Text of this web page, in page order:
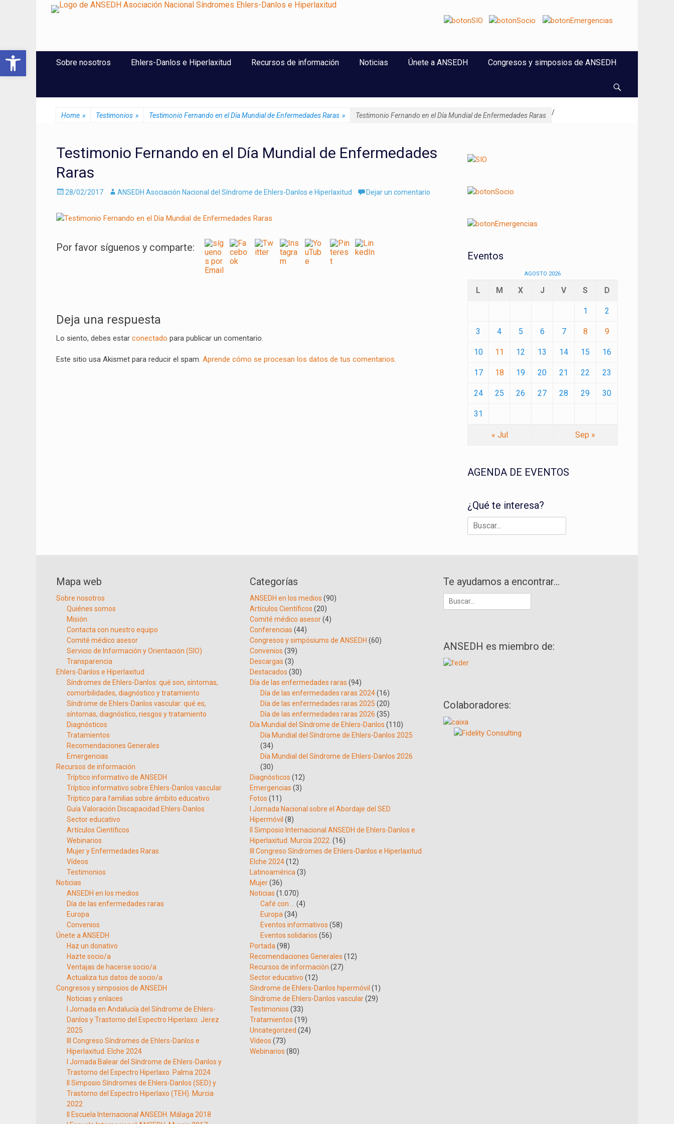
Abrir barra de herramientas
ANSEDH
Asociación Nacional del Síndrome de Ehlers-Danlos e Hiperlaxitud
Menú Principal
Sobre nosotros Ehlers-Danlos e Hiperlaxitud Recursos de información Noticias Únete a ANSEDH Congresos y simposios de ANSEDH
Home » Testimonios » /
Testimonio Fernando en el Día Mundial de Enfermedades Raras » Testimonio Fernando en el Día Mundial de Enfermedades Raras
Testimonio Fernando en el Día Mundial de Enfermedades
Raras
Enviado
28/02/2017 AutorANSEDH Asociación Nacional del Síndrome de Ehlers-Danlos e Hiperlaxitud Dejar un comentario
Por favor síguenos y comparte:
de
entradas
Deja una respuesta
Lo siento, debes estar conectado para publicar un comentario.
Este sitio usa Akismet para reducir el spam. Aprende cómo se procesan los datos de tus comentarios.
Eventos
AGOSTO 2026
L M X J V S D
1 2
3 4 5 6 7 8 9
10 11 12 13 14 15 16
17 18 19 20 21 22 23
24 25 26 27 28 29 30
31
« Jul Sep »
AGENDA DE EVENTOS
¿Qué te interesa?
Buscar:
Mapa web
Sobre nosotros
Quiénes somos
Misión
Contacta con nuestro equipo
Comité médico asesor
Servicio de Información y Orientación (SIO)
Transparencia
Ehlers-Danlos e Hiperlaxitud
Síndromes de Ehlers-Danlos: qué son, síntomas,
comorbilidades, diagnóstico y tratamiento
Síndrome de Ehlers-Danlos vascular: qué es,
síntomas, diagnóstico, riesgos y tratamiento
Diagnósticos
Tratamientos
Recomendaciones Generales
Emergencias
Recursos de información
Tríptico informativo de ANSEDH
Tríptico informativo sobre Ehlers-Danlos vascular
Tríptico para familias sobre ámbito educativo
Guía Valoración Discapacidad Ehlers-Danlos
Sector educativo
Artículos Científicos
Webinarios
Mujer y Enfermedades Raras
Vídeos
Testimonios
Noticias
ANSEDH en los medios
Día de las enfermedades raras
Europa
Convenios
Únete a ANSEDH
Haz un donativo
Hazte socio/a
Ventajas de hacerse socio/a
Actualiza tus datos de socio/a
Congresos y simposios de ANSEDH
Noticias y enlaces
I Jornada en Andalucía del Síndrome de Ehlers-
Danlos y Trastorno del Espectro Hiperlaxo. Jerez
2025
III Congreso Síndromes de Ehlers-Danlos e
Hiperlaxitud. Elche 2024
I Jornada Balear del Síndrome de Ehlers-Danlos y
Trastorno del Espectro Hiperlaxo. Palma 2024
II Simposio Síndromes de Ehlers-Danlos (SED) y
Trastorno del Espectro Hiperlaxo (TEH). Murcia
2022
II Escuela Internacional ANSEDH. Málaga 2018
Categorías
ANSEDH en los medios (90)
Artículos Científicos (20)
Comité médico asesor(4)
Conferencias (44)
Congresos y simpósiums de ANSEDH (60)
Convenios (39)
Descargas (3)
Destacados (30)
Día de las enfermedades raras (94)
Día de las enfermedades raras 2024(16)
Día de las enfermedades raras 2025 (20)
Día de las enfermedades raras 2026 (35)
Día Mundial del Síndrome de Ehlers-Danlos (110)
Día Mundial del Síndrome de Ehlers-Danlos 2025
(34)
Día Mundial del Síndrome de Ehlers-Danlos 2026
(30)
Diagnósticos (12)
Emergencias (3)
Fotos (11)
I Jornada Nacional sobre el Abordaje del SED
Hipermóvil (8)
II Simposio Internacional ANSEDH de Ehlers-Danlos e
Hiperlaxitud. Murcia 2022. (16)
III Congreso Síndromes de Ehlers-Danlos e Hiperlaxitud.
Elche 2024(12)
Latinoamérica (3)
Mujer(36)
Noticias (1.070)
Café con …
(4)
Europa (34)
Eventos informativos (58)
Eventos solidarios (56)
Portada (98)
Recomendaciones Generales (12)
Recursos de información (27)
Sector educativo (12)
Síndrome de Ehlers-Danlos hipermóvil (1)
Síndrome de Ehlers-Danlos vascular(29)
Testimonios (33)
Tratamientos (19)
Uncategorized (24)
Vídeos (73)
Webinarios (80)
Te ayudamos a encontrar…
Buscar:
ANSEDH es miembro de:
Colaboradores: